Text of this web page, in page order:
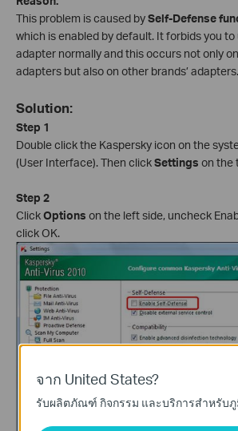
This problem is caused bySelf-Defense
which is enabled by default. It forbids you
adapter normally and this occurs not only
adapters but also on other brands’ adapters.
Solution:
Step 1
Double click the Kaspersky icon on the
(User Interface). Then clickSettings on the
Step 2
ClickOptions on the left side, uncheck
click OK.
จาก United States?
รับผลิตภัณฑ์ กิจกรรม และบริการสำหรับ